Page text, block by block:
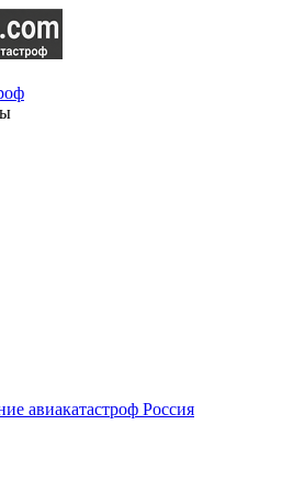
авиакатастроф Россия